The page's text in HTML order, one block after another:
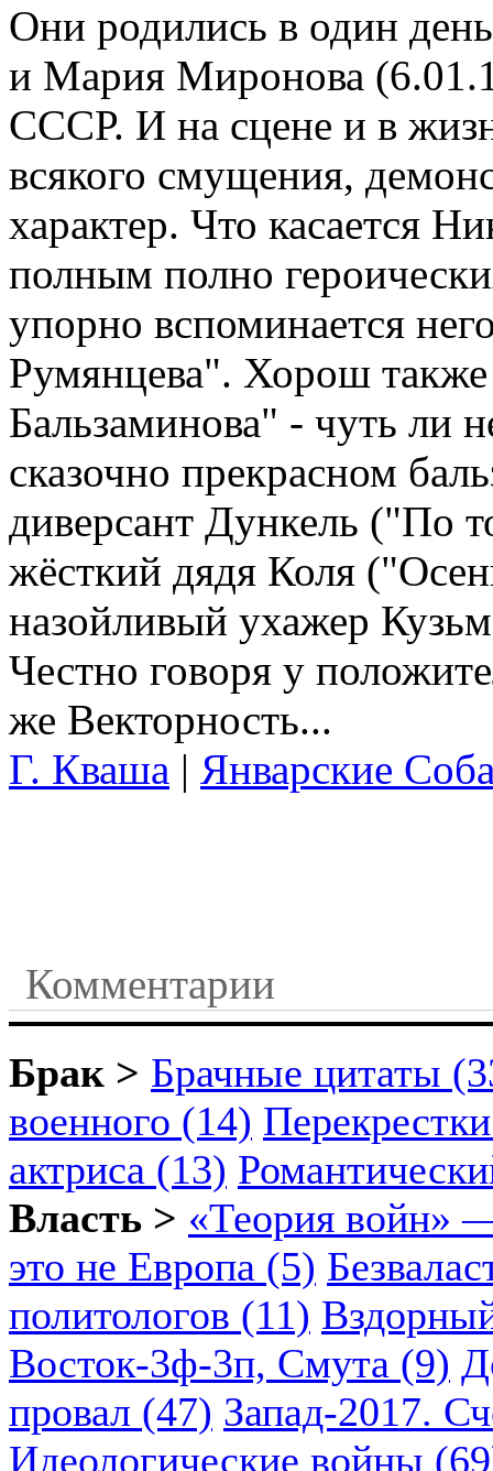
Они родились в один
и Мария Миронова
СССР. И на сцене и в
всякого смущения,
характер. Что касается
полным полно
упорно вспоминается
Румянцева". Хорош
Бальзаминова" - чуть ли
сказочно прекрасном
диверсант Дункель ("По
жёсткий дядя Коля
назойливый ухажер
Честно говоря у
же Векторность...
Г. Кваша | Январские
Комментарии
Брак > Брачные цитаты
военного (14)
актриса (13)
Власть > «Теория войн»
это не Европа (5)
политологов (11)
Восток-3ф-3п, Смута (9)
провал (47) Запад-2017.
Идеологические войны